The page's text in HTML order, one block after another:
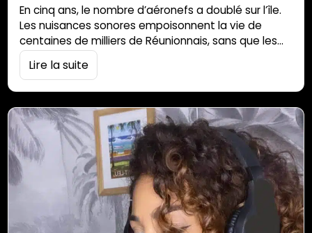
En cinq ans, le nombre d’aéronefs a doublé sur l’île.
Les nuisances sonores empoisonnent la vie de
centaines de milliers de Réunionnais, sans que les
autorités ne s’émeuvent le moins du monde. Ah, le
cirque de Mafate, sa tranquillité loin de la circulation
Lire la suite